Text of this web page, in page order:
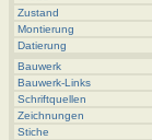
Zustand
Montierung
Datierung
Bauwerk
Bauwerk-Links
Schriftquellen
Zeichnungen
Stiche